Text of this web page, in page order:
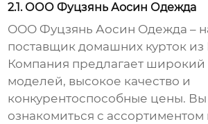
2.1. ООО Фуцзянь Аосин Одежда
ООО Фуцзянь Аосин Одежда –
поставщик домашних курток из
Компания предлагает
моделей, высокое качество и
конкурентоспособные цены.
ознакомиться с ассортиментом